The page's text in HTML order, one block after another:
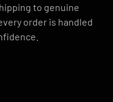
to genuine
order is handled